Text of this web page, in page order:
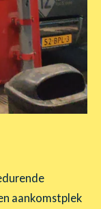
aankomstplek